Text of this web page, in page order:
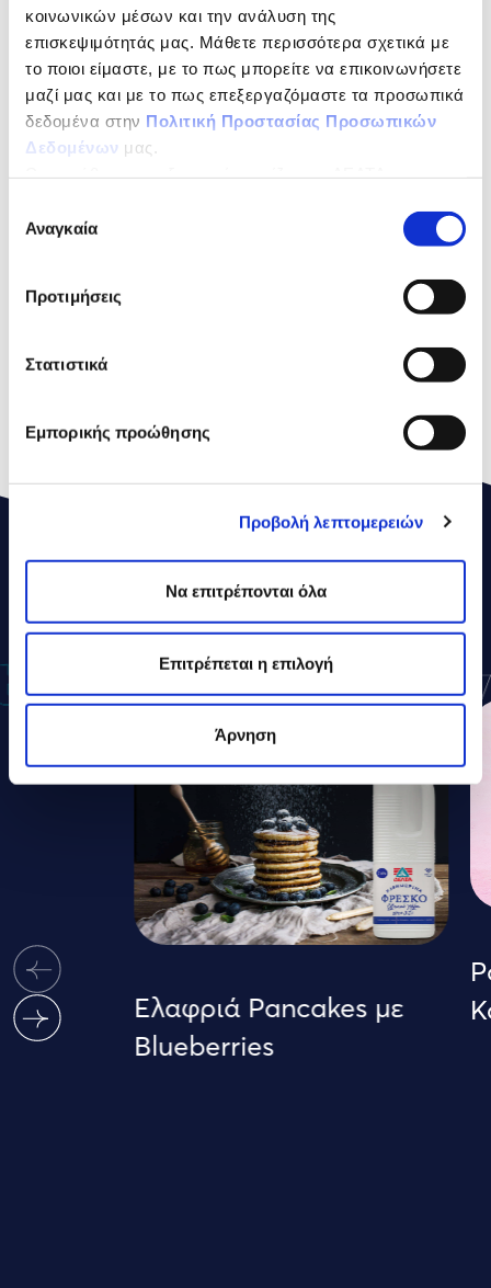
κοινωνικών μέσων και την ανάλυση της
επισκεψιμότητάς μας. Μάθετε περισσότερα σχετικά με
το ποιοι είμαστε, με το πως μπορείτε να επικοινωνήσετε
μαζί μας και με το πως επεξεργαζόμαστε τα προσωπικά
δεδομένα στην Πολιτική Προστασίας Προσωπικών
Δεδομένων μας.
συγκατάθεσης
Αναγκαία
Προτιμήσεις
Στατιστικά
Εμπορικής προώθησης
Προβολή λεπτομερειών
Να επιτρέπονται όλα
Επιτρέπεται η επιλογή
Άρνηση
Η Κρέμα Γάλακτος ΔΕΛΤΑ έχει πλούσια γεύση και
μοναδικό λευκό χρώμα, χάρη στην εξαιρετική ποιότητα
φρέσκου γάλακτος από το οποίο παράγεται, πάντα
χωρίς συντηρητικά.
ΔΙΑΤΡΟΦΙΚΗ ΔΗΛΩΣΗ
ανά 100ml
Ενέργεια
764kJ/185kcal
Λιπαρά
17g
Υδατάνθρακες
5,3g
4,3g
2,7g
Aλάτι
0,1g
ΔΕΛΤΑΣΥΝΤΑΓΕΣ
Ελαφριά Pancakes με
Blueberries